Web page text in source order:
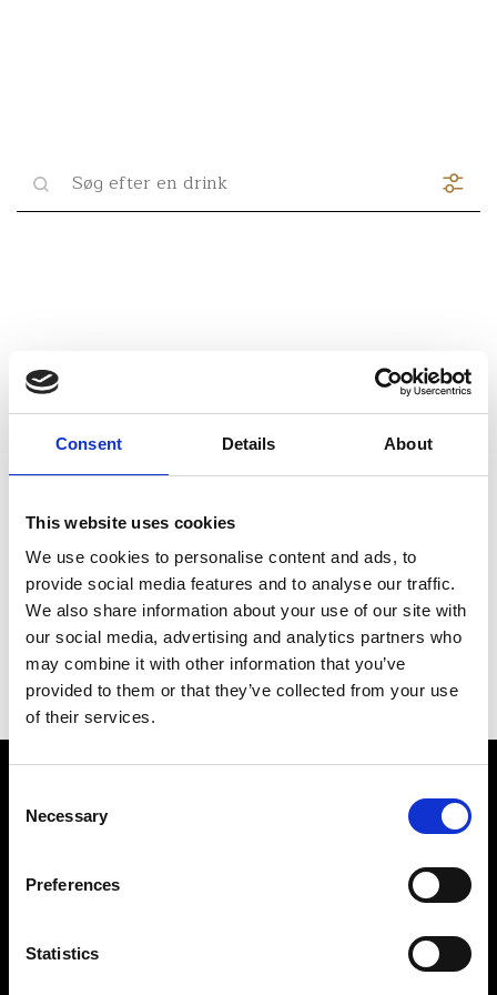
Consent Details About
This website uses cookies
We use cookies to personalise content and ads, to
provide social media features and to analyse our traffic.
We also share information about your use of our site with
our social media, advertising and analytics partners who
may combine it with other information that you’ve
provided to them or that they’ve collected from your use
of their services.
Selection
Necessary
Preferences
Statistics
Produkter